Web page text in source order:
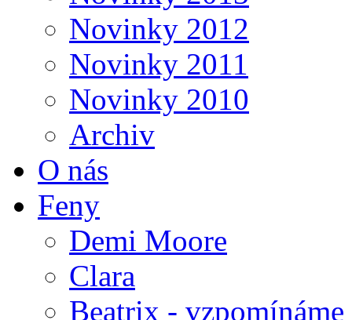
Novinky 2012
Novinky 2011
Novinky 2010
Archiv
O nás
Feny
Demi Moore
Clara
Beatrix - vzpomínáme